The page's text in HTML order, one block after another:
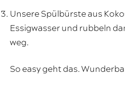
Unsere Spülbürste aus
Essigwasser und rubbeln
weg.
So easy geht das.